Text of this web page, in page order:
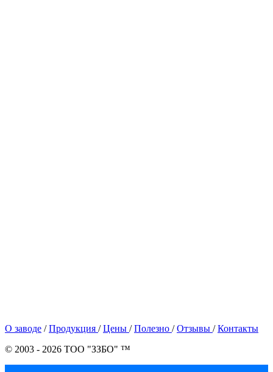
О заводе /Продукция /Цены /Полезно /Отзывы /Контакты
© 2003 - 2026 ТОО "ЗЗБО" ™